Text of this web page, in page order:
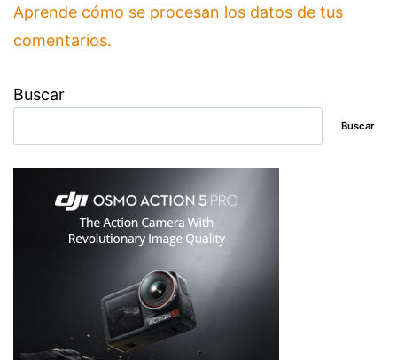
Aprende cómo se procesan los datos de tus
comentarios.
Buscar
Buscar